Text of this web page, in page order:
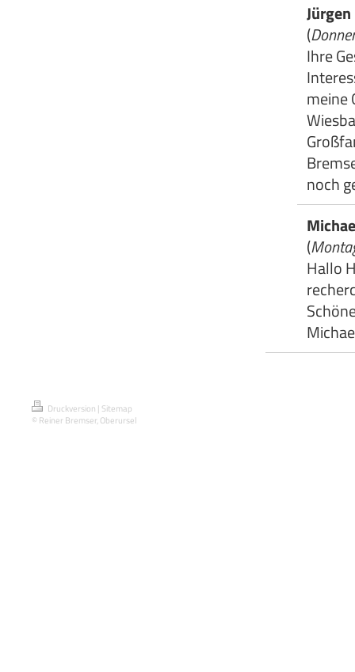
(
Ihre
meine
noch
(
Hallo
Druckversion | Sitemap
© Reiner Bremser, Oberursel